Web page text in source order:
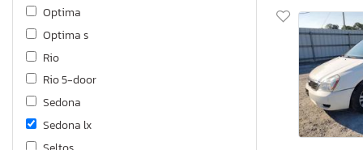
Optima
Optima s
Rio
Rio 5-door
Sedona
Sedona lx